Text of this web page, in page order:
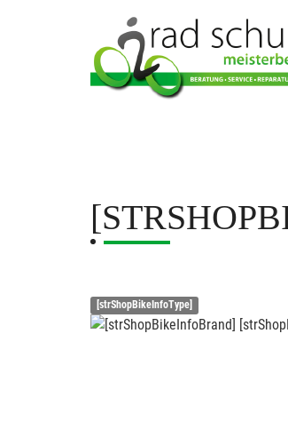
[strShopBikeInfoType]